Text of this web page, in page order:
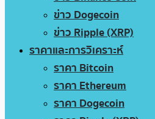
ข่าว Dogecoin
ข่าว Ripple (XRP)
ราคาและการวิเคราะห์
ราคา Bitcoin
ราคา Ethereum
ราคา Dogecoin